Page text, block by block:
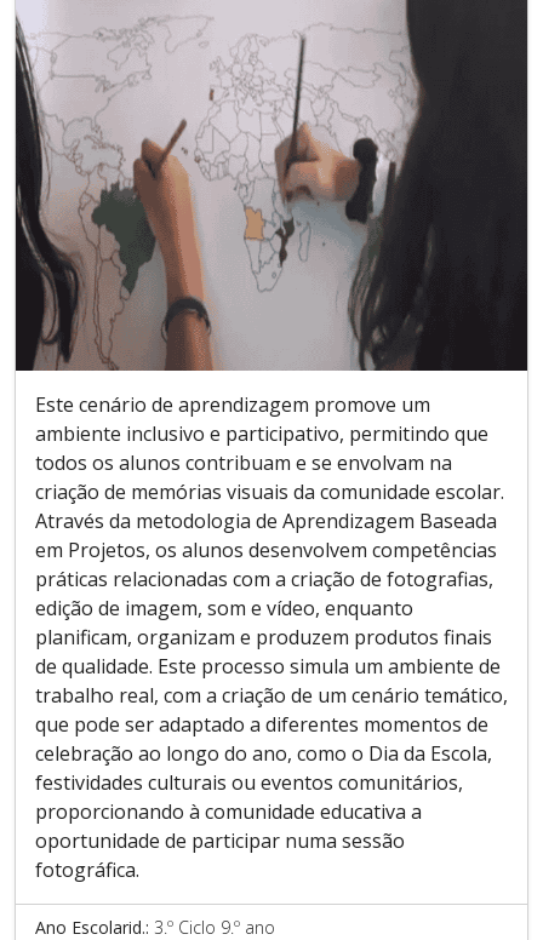
Este cenário de aprendizagem promove um
ambiente inclusivo e participativo, permitindo que
todos os alunos contribuam e se envolvam na
criação de memórias visuais da comunidade escolar.
Através da metodologia de Aprendizagem Baseada
em Projetos, os alunos desenvolvem competências
práticas relacionadas com a criação de fotografias,
edição de imagem, som e vídeo, enquanto
planificam, organizam e produzem produtos finais
de qualidade. Este processo simula um ambiente de
trabalho real, com a criação de um cenário temático,
que pode ser adaptado a diferentes momentos de
celebração ao longo do ano, como o Dia da Escola,
festividades culturais ou eventos comunitários,
proporcionando à comunidade educativa a
oportunidade de participar numa sessão
fotográfica.
Ano Escolarid.: 3.º Ciclo 9.º ano